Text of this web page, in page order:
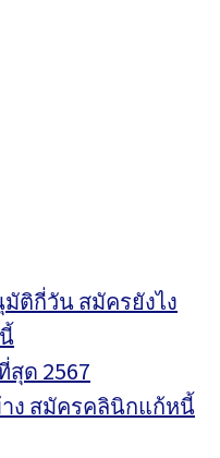
ติกี่วัน สมัครยังไง
ด 2567
ง สมัครคลินิกแก้หนี้